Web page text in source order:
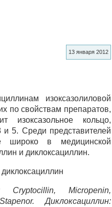
13 января 2012
изоксазолиловой
по свойствам препаратов,
изоксазольное кольцо,
5. Среди представителей
широко в медицинской
и диклоксациллин.
Cryptocillin, Micropenin,
Диклоксациллин: